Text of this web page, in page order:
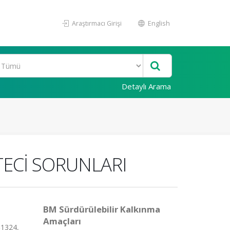
Araştırmacı Girişi English
Detaylı Arama
SORUNLARI
BM Sürdürülebilir Kalkınma
Amaçları